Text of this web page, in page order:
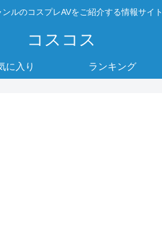
ルのコスプレAVをご紹介する情報サイト
コスコス
に入り ランキング